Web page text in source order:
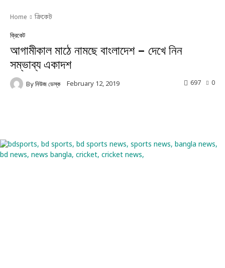
Home ক্রিকেট
ক্রিকেট
আগামীকাল মাঠে নামছে বাংলাদেশ – দেখে নিন
সম্ভাব্য একাদশ
By নিউজ ডেস্ক February 12, 2019 0
697